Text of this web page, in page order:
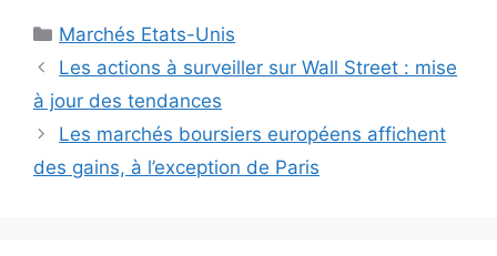
Catégories
Marchés Etats-Unis
Les actions à surveiller sur Wall Street : mise
à jour des tendances
Les marchés boursiers européens affichent
des gains, à l’exception de Paris